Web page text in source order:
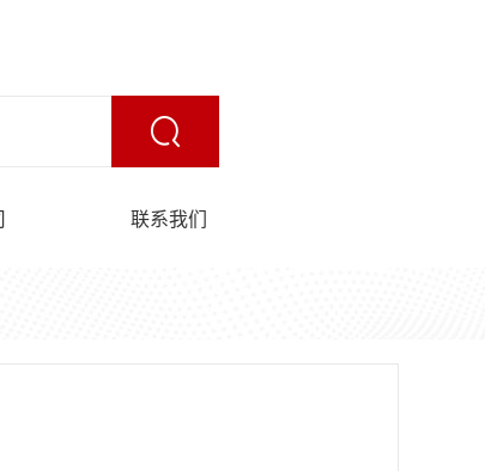
联系我们